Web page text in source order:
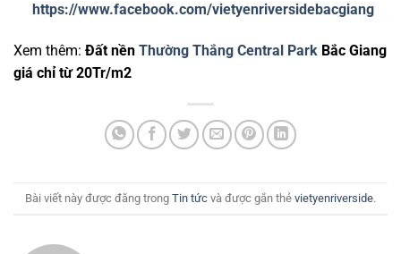
https://www.facebook.com/vietyenriversidebacgiang
Xem thêm: Đất nền Thường Thắng Central Park Bắc Giang
giá chỉ từ 20Tr/m2
Bài viết này được đăng trong Tin tức và được gắn thẻ vietyenriverside.